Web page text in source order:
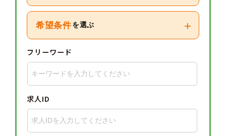
希望条件 を選ぶ +
フリーワード
求人ID